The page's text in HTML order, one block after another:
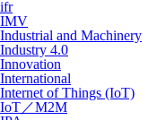
ifr
IMV
Industrial and Machinery
Industry 4.0
Innovation
International
Internet of Things (IoT)
IoT／M2M